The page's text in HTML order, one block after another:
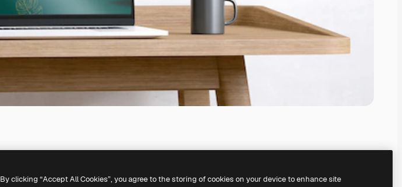
By clicking “Accept All Cookies”, you agree to the storing of cookies on your device to enhance site